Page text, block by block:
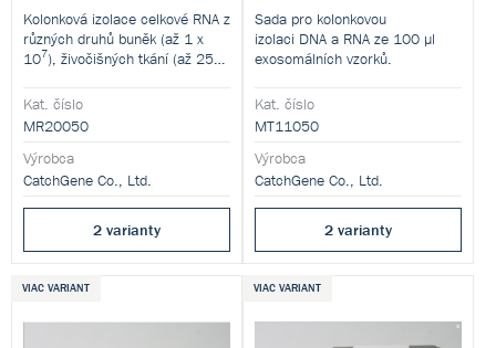
Kolonková izolace celkové RNA z
různých druhů buněk (až 1 x
107), živočišných tkání (až 25
Kat. číslo
MR20050
Výrobca
CatchGene Co., Ltd.
2 varianty
Sada pro kolonkovou
izolaci DNA a RNA ze 100 µl
exosomálních vzorků.
Kat. číslo
MT11050
Výrobca
CatchGene Co., Ltd.
2 varianty
VIAC VARIANT VIAC VARIANT